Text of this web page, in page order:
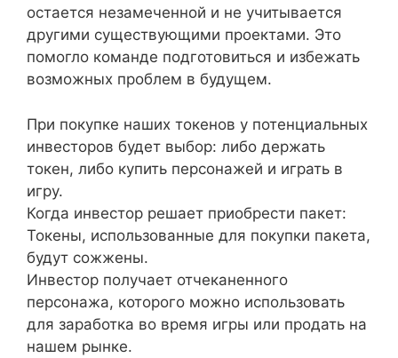
остается незамеченной и не учитывается
другими существующими проектами. Это
помогло команде подготовиться и избежать
возможных проблем в будущем.
При покупке наших токенов у потенциальных
инвесторов будет выбор: либо держать
токен, либо купить персонажей и играть в
игру.
Когда инвестор решает приобрести пакет:
Токены, использованные для покупки пакета,
будут сожжены.
Инвестор получает отчеканенного
персонажа, которого можно использовать
для заработка во время игры или продать на
нашем рынке.